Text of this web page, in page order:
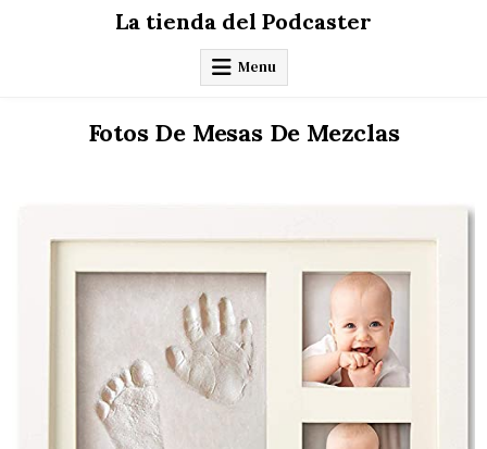
La tienda del Podcaster
Menu
Fotos De Mesas De Mezclas